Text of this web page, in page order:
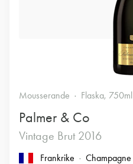
Mousserande Flaska, 750ml
Palmer & Co
Vintage Brut 2016
Frankrike Champagne